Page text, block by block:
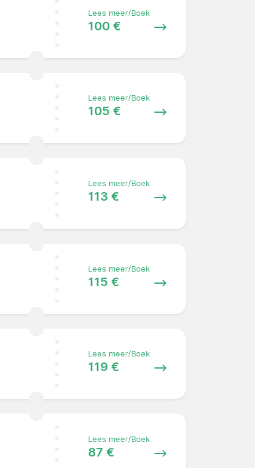
Lees meer/Boek
100 €
Lees meer/Boek
105 €
Lees meer/Boek
113 €
Lees meer/Boek
115 €
Lees meer/Boek
119 €
Lees meer/Boek
87 €